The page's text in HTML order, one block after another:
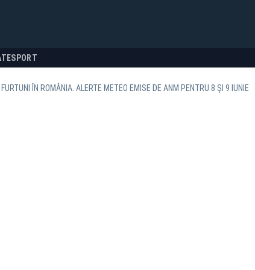
SPORT
ÎN ROMÂNIA. ALERTE METEO EMISE DE ANM PENTRU 8 ȘI 9 IUNIE